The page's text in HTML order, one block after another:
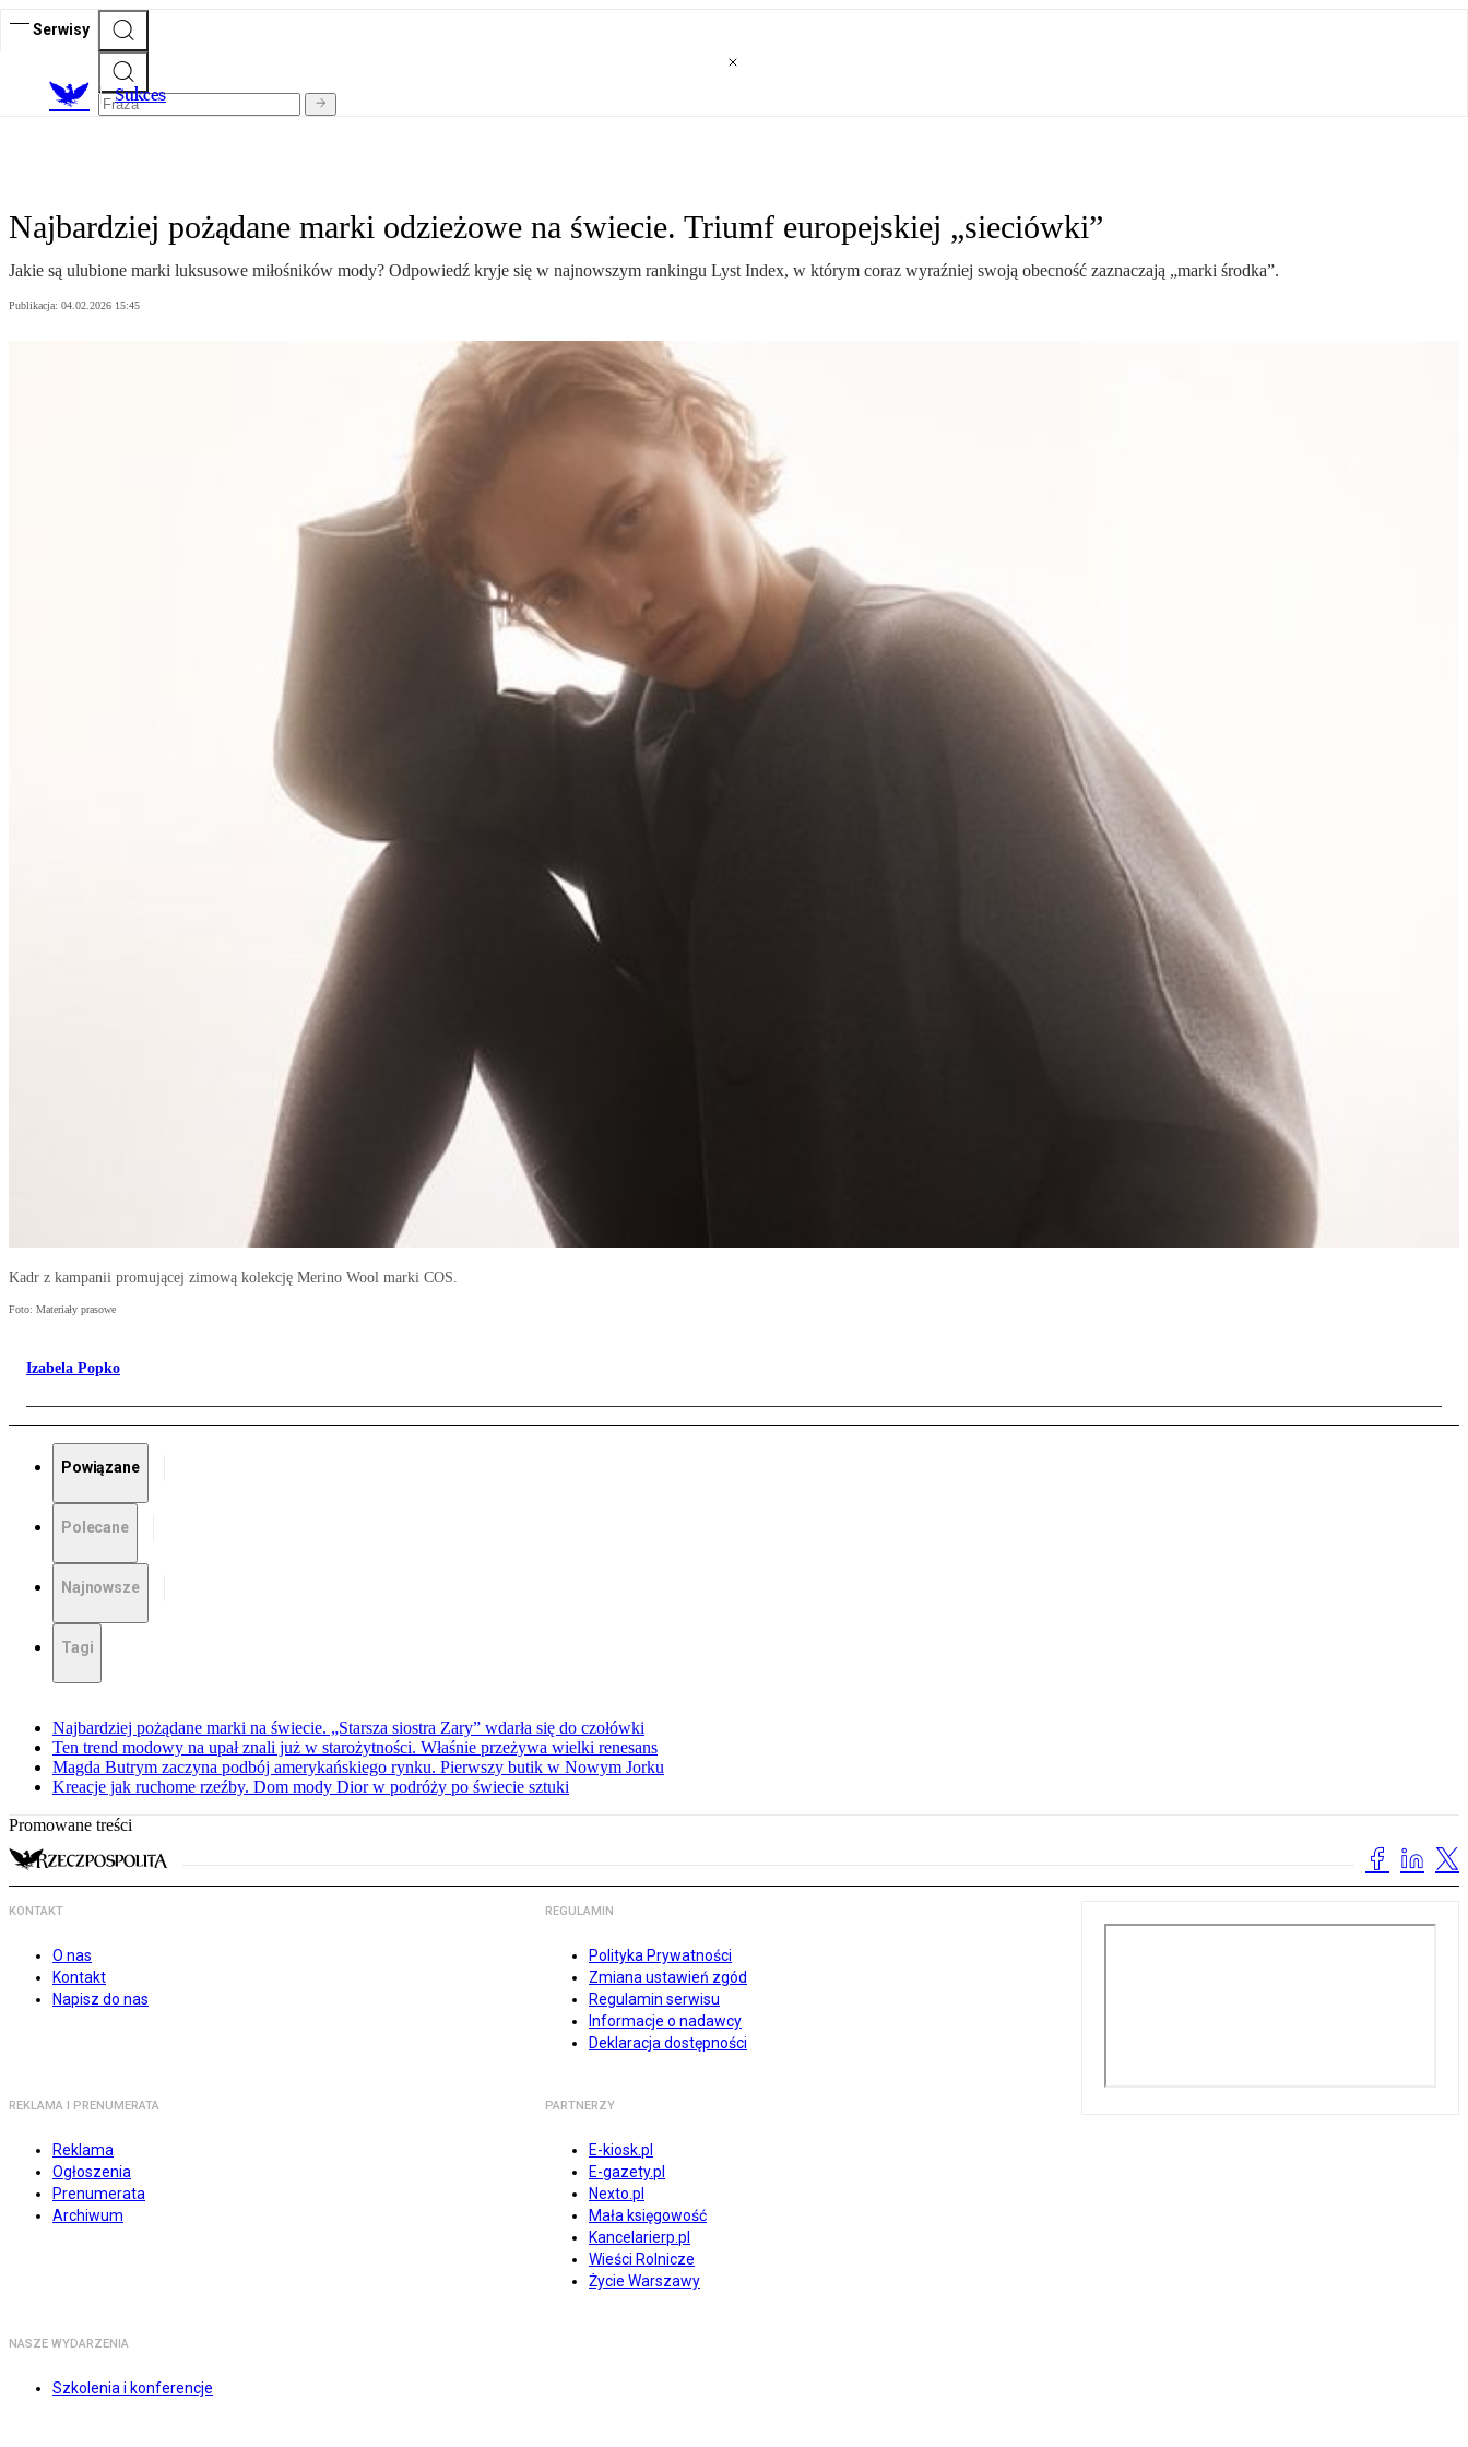
Serwisy
Sukces
Najbardziej pożądane marki odzieżowe na świecie. Triumf europejskiej „sieciówki”
Jakie są ulubione marki luksusowe miłośników mody? Odpowiedź kryje się w najnowszym rankingu Lyst Index, w którym coraz wyraźniej swoją obecność zaznaczają „marki środka”.
Publikacja: 04.02.2026 15:45
Kadr z kampanii promującej zimową kolekcję Merino Wool marki COS.
Foto: Materiały prasowe
Izabela Popko
Powiązane
Polecane
Najnowsze
Tagi
Najbardziej pożądane marki na świecie. „Starsza siostra Zary” wdarła się do czołówki
Ten trend modowy na upał znali już w starożytności. Właśnie przeżywa wielki renesans
Magda Butrym zaczyna podbój amerykańskiego rynku. Pierwszy butik w Nowym Jorku
Kreacje jak ruchome rzeźby. Dom mody Dior w podróży po świecie sztuki
Promowane treści
KONTAKT
O nas
Kontakt
Napisz do nas
REGULAMIN
Polityka Prywatności
Zmiana ustawień zgód
Regulamin serwisu
Informacje o nadawcy
Deklaracja dostępności
REKLAMA I PRENUMERATA
Reklama
Ogłoszenia
Prenumerata
Archiwum
PARTNERZY
E-kiosk.pl
E-gazety.pl
Nexto.pl
Mała księgowość
Kancelarierp.pl
Wieści Rolnicze
Życie Warszawy
NASZE WYDARZENIA
Szkolenia i konferencje